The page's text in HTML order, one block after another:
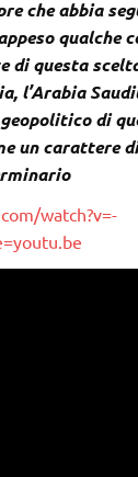
che abbia
qualche
di questa
l’Arabia
di
un carattere
watch?v=-